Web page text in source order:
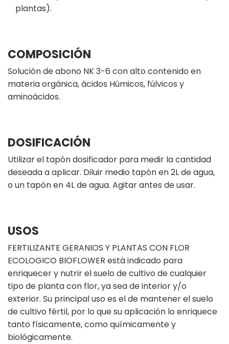
plantas).
COMPOSICIÓN
Solución de abono NK 3-6 con alto contenido en
materia orgánica, ácidos Húmicos, fúlvicos y
aminoácidos.
DOSIFICACIÓN
Utilizar el tapón dosificador para medir la cantidad
deseada a aplicar. Diluir medio tapón en 2L de agua,
o un tapón en 4L de agua. Agitar antes de usar.
USOS
FERTILIZANTE GERANIOS Y PLANTAS CON FLOR
ECOLOGICO BIOFLOWER está indicado para
enriquecer y nutrir el suelo de cultivo de cualquier
tipo de planta con flor, ya sea de interior y/o
exterior. Su principal uso es el de mantener el suelo
de cultivo fértil, por lo que su aplicación lo enriquece
tanto físicamente, como químicamente y
biológicamente.